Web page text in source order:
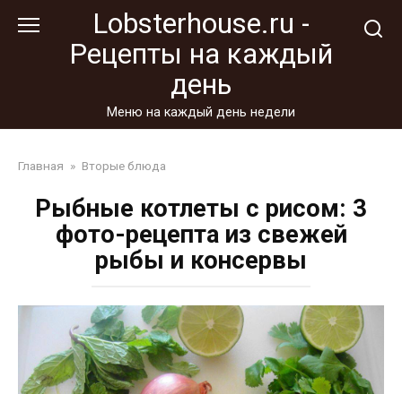
Lobsterhouse.ru -
Рецепты на каждый
день
Меню на каждый день недели
Главная » Вторые блюда
Рыбные котлеты с рисом: 3
фото-рецепта из свежей
рыбы и консервы